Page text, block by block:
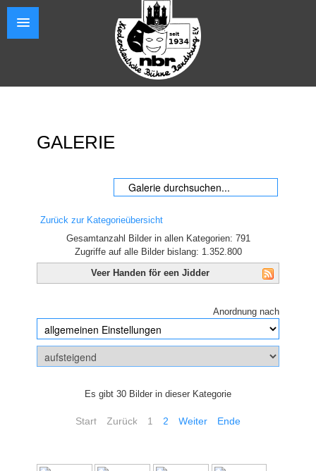
GALERIE
Zurück zur Kategorieübersicht
Gesamtanzahl Bilder in allen Kategorien: 791
Zugriffe auf alle Bilder bislang: 1.352.800
Veer Handen för een Jidder
Anordnung nach
Es gibt 30 Bilder in dieser Kategorie
Start Zurück 1 2 Weiter Ende